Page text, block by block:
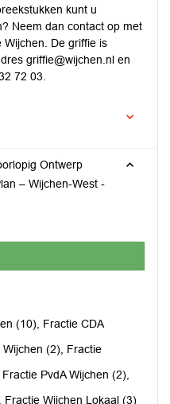
kunt u
Neem dan contact op met
De griffie is
griffie@wijchen.nl en
72 03.
Ontwerp
West -
(10), Fractie CDA
(2), Fractie
PvdA Wijchen (2),
Fractie Wijchen Lokaal (3)